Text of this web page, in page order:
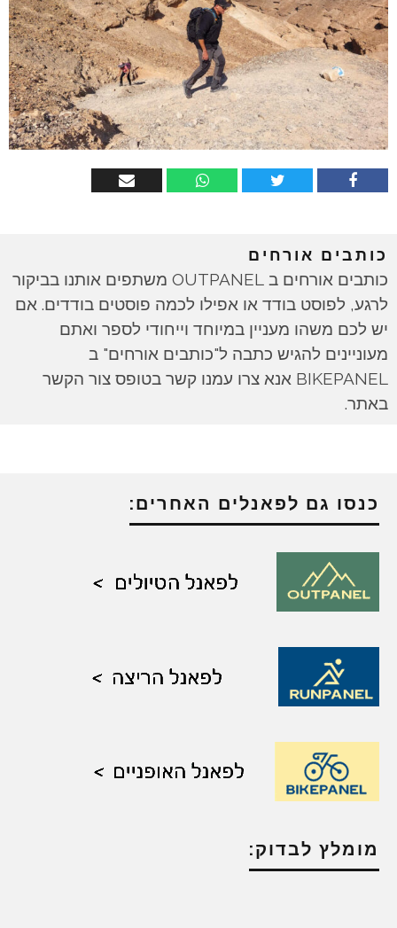
כותבים אורחים
כותבים אורחים ב OUTPANEL משתפים אותנו בביקור
לרגע, לפוסט בודד או אפילו לכמה פוסטים בודדים. אם
יש לכם משהו מעניין במיוחד וייחודי לספר ואתם
מעוניינים להגיש כתבה ל"כותבים אורחים" ב
BIKEPANEL אנא צרו עמנו קשר בטופס צור הקשר
באתר.
כנסו גם לפאנלים האחרים:
מומלץ לבדוק: